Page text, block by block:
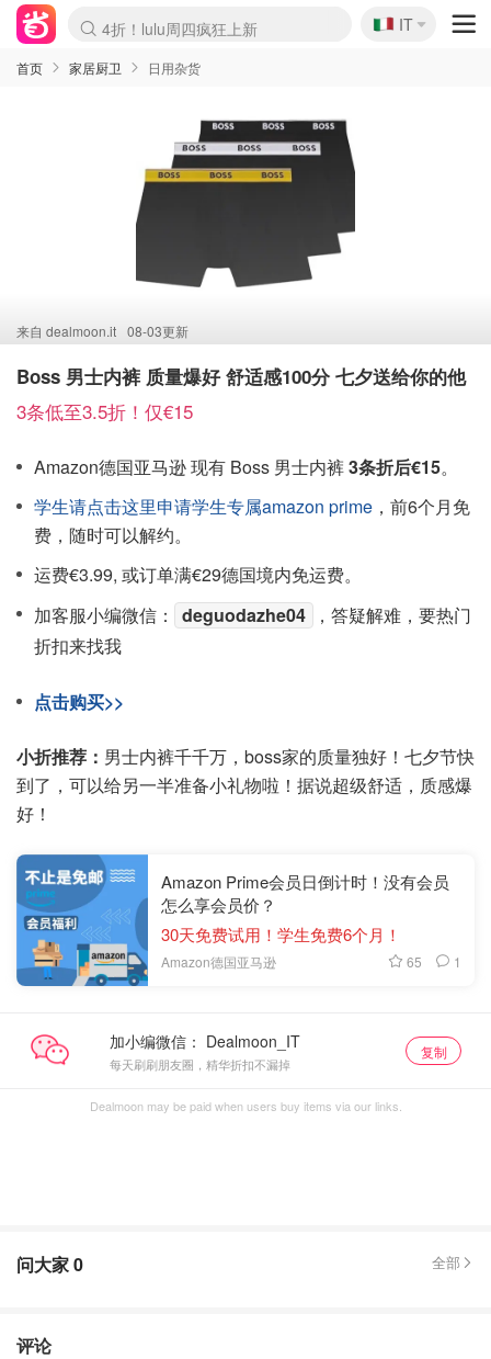
Boticinal 夏促开抢！
4折！lulu周四疯狂上新
速领！Stanley独家85折
Zalando 奥莱闪促！每日更新
🇮🇹
IT
首页 家居厨卫 日用杂货
来自 dealmoon.it 08-03更新
Boss 男士内裤 质量爆好 舒适感100分 七夕送给你的他
3条低至3.5折！仅€15
Amazon德国亚马逊 现有 Boss 男士内裤3条折后€15。
学生请点击这里申请学生专属amazon prime ，前6个月免
费，随时可以解约。
运费€3.99, 或订单满€29德国境内免运费。
加客服小编微信：
deguodazhe04
，答疑解难，要热门
折扣来找我
点击购买>>
小折推荐： 男士内裤千千万，boss家的质量独好！七夕节快
到了，可以给另一半准备小礼物啦！据说超级舒适，质感爆
好！
Amazon Prime会员日倒计时！没有会员
怎么享会员价？
30天免费试用！学生免费6个月！
Amazon德国亚马逊 65 1
加小编微信：
每天刷刷朋友圈，精华折扣不漏掉
复制
Dealmoon may be paid when users buy items via our links.
问大家0 全部
评论